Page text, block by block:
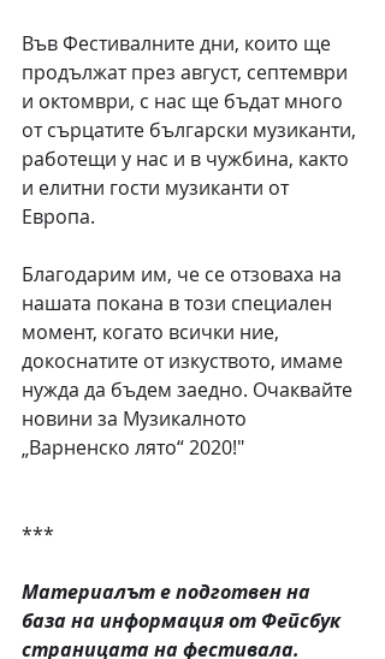
Във Фестивалните дни, които ще
продължат през август, септември
и октомври, с нас ще бъдат много
от сърцатите български музиканти,
работещи у нас и в чужбина, както
и елитни гости музиканти от
Европа.
Благодарим им, че се отзоваха на
нашата покана в този специален
момент, когато всички ние,
докоснатите от изкуството, имаме
нужда да бъдем заедно. Очаквайте
новини за Музикалното
„Варненско лято“ 2020!"
***
Материалът е подготвен на
база на информация от Фейсбук
страницата на фестивала.